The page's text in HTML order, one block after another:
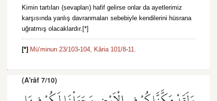
Kimin tartıları (sevapları) hafif gelirse onlar da ayetlerimiz
karşısında yanlış davranmaları sebebiyle kendilerini hüsrana
uğratmış olacaklardır.[*]
[*] Mü’minun 23/103-104, Kâria 101/8-11.
(A'râf 7/10)